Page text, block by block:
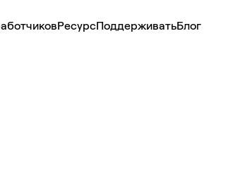
РесурсПоддерживатьБлог